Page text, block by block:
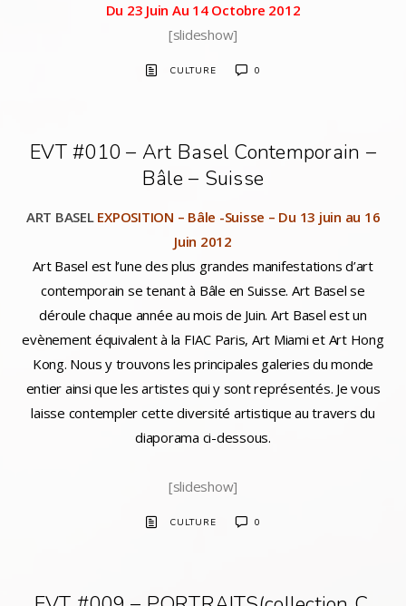
Du 23 Juin Au 14 Octobre 2012
[slideshow]
CULTURE 0
EVT #010 – Art Basel Contemporain –
Bâle – Suisse
ART BASELEXPOSITION – Bâle -Suisse – Du 13 juin au 16
Juin 2012
Art Basel est l’une des plus grandes manifestations d’art
contemporain se tenant à Bâle en Suisse. Art Basel se
déroule chaque année au mois de Juin. Art Basel est un
evènement équivalent à la FIAC Paris, Art Miami et Art Hong
Kong. Nous y trouvons les principales galeries du monde
entier ainsi que les artistes qui y sont représentés. Je vous
laisse contempler cette diversité artistique au travers du
diaporama ci-dessous.
[slideshow]
CULTURE 0